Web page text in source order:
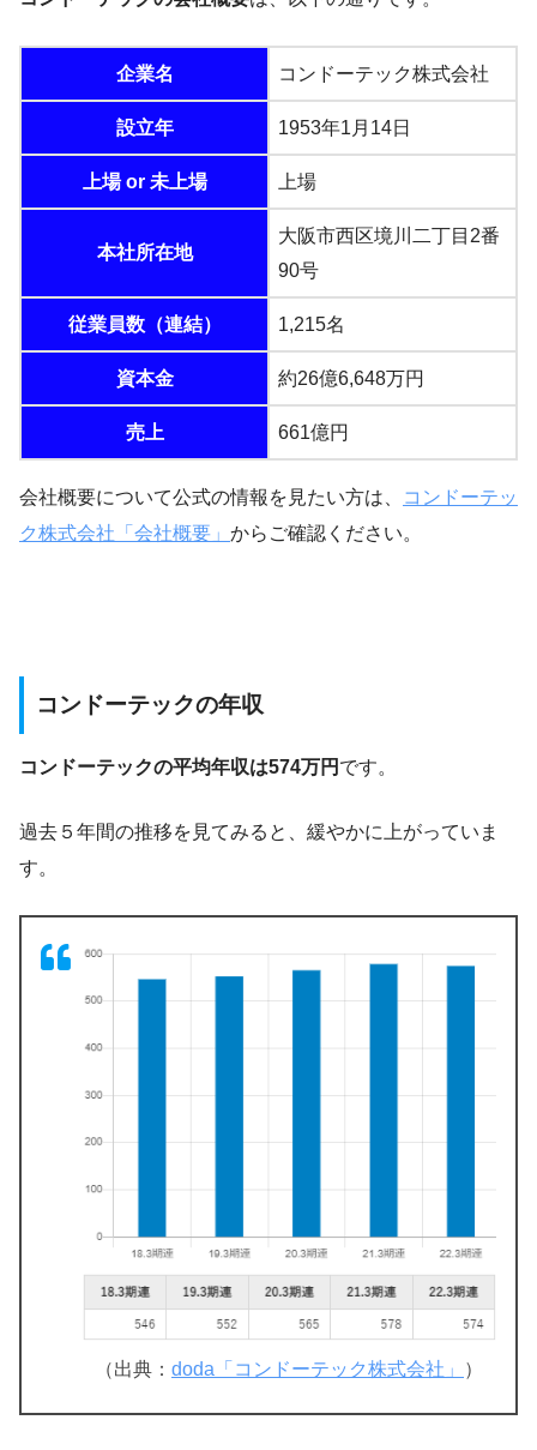
企業名 コンドーテック株式会社
設立年 1953年1月14日
上場 or 未上場 上場
本社所在地
大阪市西区境川二丁目2番
90号
従業員数（連結） 1,215名
資本金 約26億6,648万円
売上 661億円
会社概要について公式の情報を見たい方は、
コンドーテッ
ク株式会社「会社概要」 からご確認ください。
コンドーテックの年収
コンドーテックの平均年収は574万円 です。
過去５年間の推移を見てみると、緩やかに上がっていま
す。
（出典： doda「コンドーテック株式会社」 ）